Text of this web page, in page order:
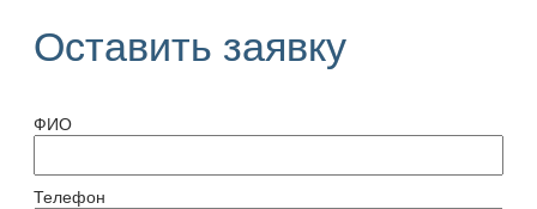
Оставить заявку
ФИО
Телефон